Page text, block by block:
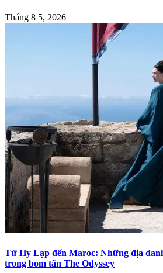
Tháng 8 5, 2026
Từ Hy Lạp đến Maroc: Những địa
trong bom tấn The Odyssey